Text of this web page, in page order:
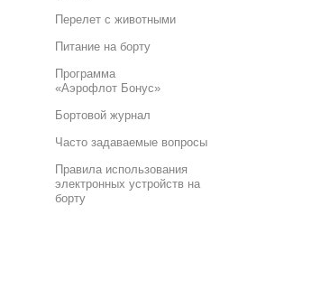
Перелет с животными
Питание на борту
Программа
«Аэрофлот Бонус»
Бортовой журнал
Часто задаваемые вопросы
Правила использования
электронных устройств на
борту